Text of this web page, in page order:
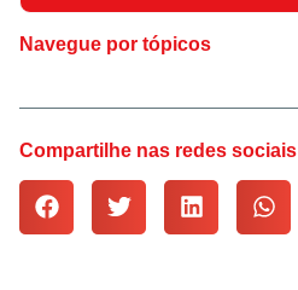
Navegue por tópicos
Compartilhe nas redes sociais